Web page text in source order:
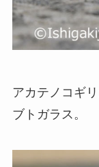
アカテノコギ
ブトガラス。